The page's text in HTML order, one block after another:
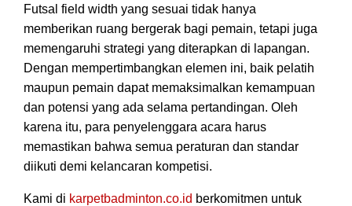
Futsal field width yang sesuai tidak hanya
memberikan ruang bergerak bagi pemain, tetapi juga
memengaruhi strategi yang diterapkan di lapangan.
Dengan mempertimbangkan elemen ini, baik pelatih
maupun pemain dapat memaksimalkan kemampuan
dan potensi yang ada selama pertandingan. Oleh
karena itu, para penyelenggara acara harus
memastikan bahwa semua peraturan dan standar
diikuti demi kelancaran kompetisi.
Kami di karpetbadminton.co.id berkomitmen untuk